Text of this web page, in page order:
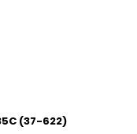
(37-622)